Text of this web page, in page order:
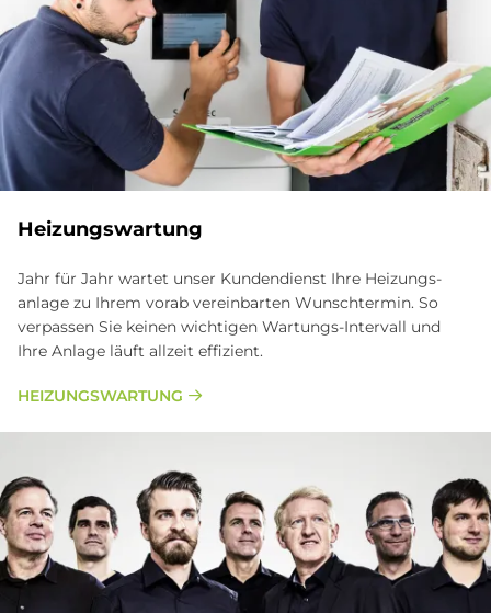
Hei­zungs­war­tung
Jahr für Jahr wartet unser Kunden­dienst Ihre Heizungs­
anlage zu Ihrem vorab verein­barten Wunsch­termin. So
verpassen Sie keinen wichtigen Wartungs-Intervall und
Ihre Anlage läuft allzeit effizient.
HEIZUNGSWARTUNG